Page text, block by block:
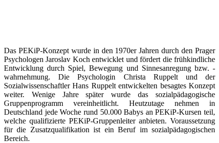
Das PEKiP-Konzept wurde in den 1970er Jahren durch den Prager
Psychologen Jaroslav Koch entwicklet und fördert die frühkindliche
Entwicklung durch Spiel, Bewegung und Sinnesanregung bzw. -
wahrnehmung. Die Psychologin Christa Ruppelt und der
Sozialwissenschaftler Hans Ruppelt entwickelten besagtes Konzept
weiter. Wenige Jahre später wurde das sozialpädagogische
Gruppenprogramm vereinheitlicht. Heutzutage nehmen in
Deutschland jede Woche rund 50.000 Babys an PEKiP-Kursen teil,
welche qualifizierte PEKiP-Gruppenleiter anbieten. Voraussetzung
für die Zusatzqualifikation ist ein Beruf im sozialpädagogischen
Bereich.